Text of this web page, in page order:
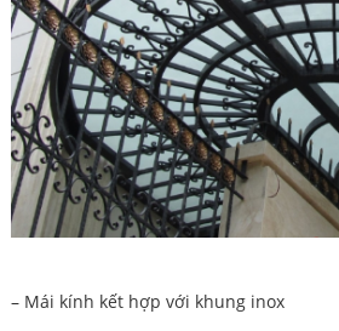
– Mái kính kết hợp với khung inox